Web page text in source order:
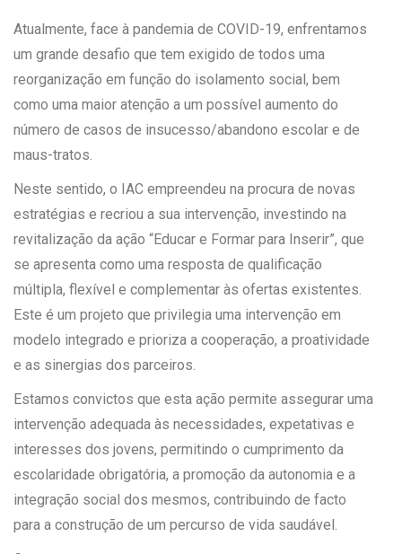
Atualmente, face à pandemia de COVID-19, enfrentamos
um grande desafio que tem exigido de todos uma
reorganização em função do isolamento social, bem
como uma maior atenção a um possível aumento do
número de casos de insucesso/abandono escolar e de
maus-tratos.
Neste sentido, o IAC empreendeu na procura de novas
estratégias e recriou a sua intervenção, investindo na
revitalização da ação “Educar e Formar para Inserir”, que
se apresenta como uma resposta de qualificação
múltipla, flexível e complementar às ofertas existentes.
Este é um projeto que privilegia uma intervenção em
modelo integrado e prioriza a cooperação, a proatividade
e as sinergias dos parceiros.
Estamos convictos que esta ação permite assegurar uma
intervenção adequada às necessidades, expetativas e
interesses dos jovens, permitindo o cumprimento da
escolaridade obrigatória, a promoção da autonomia e a
integração social dos mesmos, contribuindo de facto
para a construção de um percurso de vida saudável.